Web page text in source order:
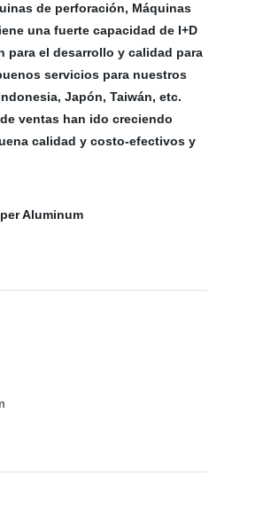
de perforación, Máquinas
una fuerte capacidad de I+D
el desarrollo y calidad para
servicios para nuestros
Japón, Taiwán, etc.
ventas han ido creciendo
calidad y costo-efectivos y